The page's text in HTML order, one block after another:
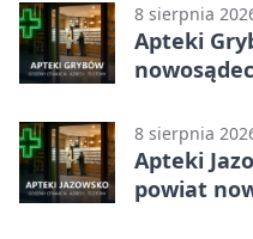
8 sierpnia
Apteki
8 sierpnia
Apteki
powiat